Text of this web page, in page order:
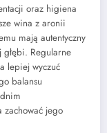
oraz higiena
wina z aronii
mają autentyczny
głębi. Regularne
lepiej wyczuć
balansu
zachować jego